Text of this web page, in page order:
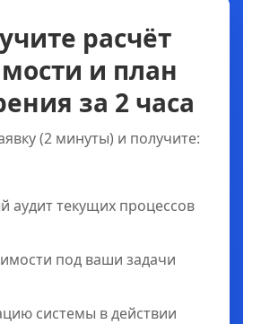
расчёт
и план
за 2 часа
(2 минуты) и получите:
аудит текущих процессов
под ваши задачи
системы в действии